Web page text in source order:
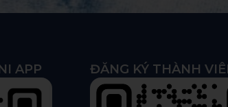
APP ĐĂNG KÝ THÀNH